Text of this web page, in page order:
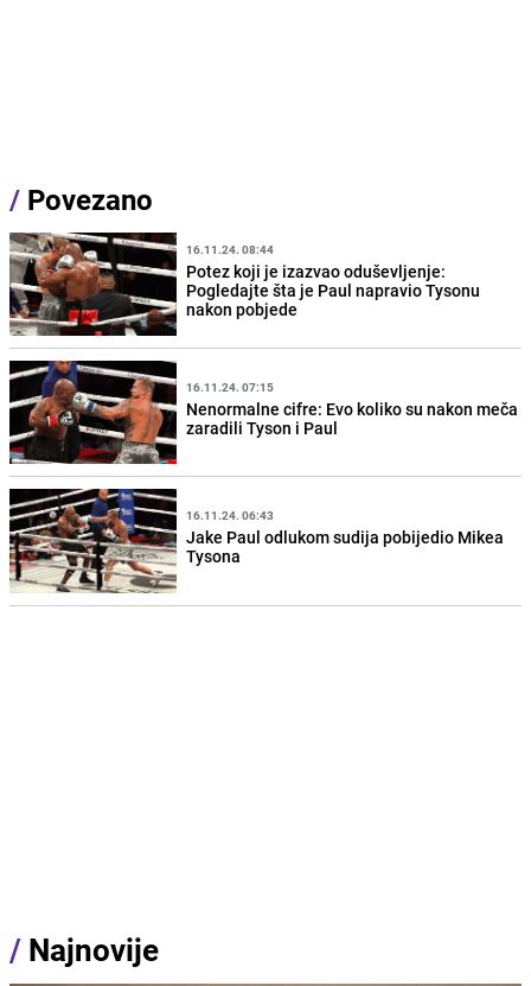
/ Povezano
16.11.24. 08:44
Potez koji je izazvao oduševljenje:
Pogledajte šta je Paul napravio Tysonu
nakon pobjede
16.11.24. 07:15
Nenormalne cifre: Evo koliko su nakon meča
zaradili Tyson i Paul
16.11.24. 06:43
Jake Paul odlukom sudija pobijedio Mikea
Tysona
/ Najnovije